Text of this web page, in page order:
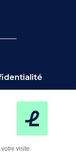
visite.
LegalVision